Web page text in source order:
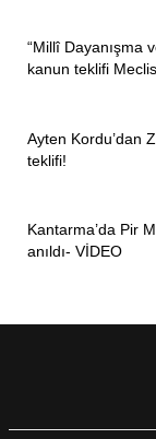
“Millî Dayanışma
kanun teklifi
Ayten Kordu’dan
teklifi!
Kantarma’da Pir
anıldı- VİDEO